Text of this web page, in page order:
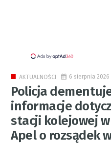
AKTUALNOŚCI 6 sierpnia 2026
Policja
informacje
stacji kolejowej w
Apel o rozsądek